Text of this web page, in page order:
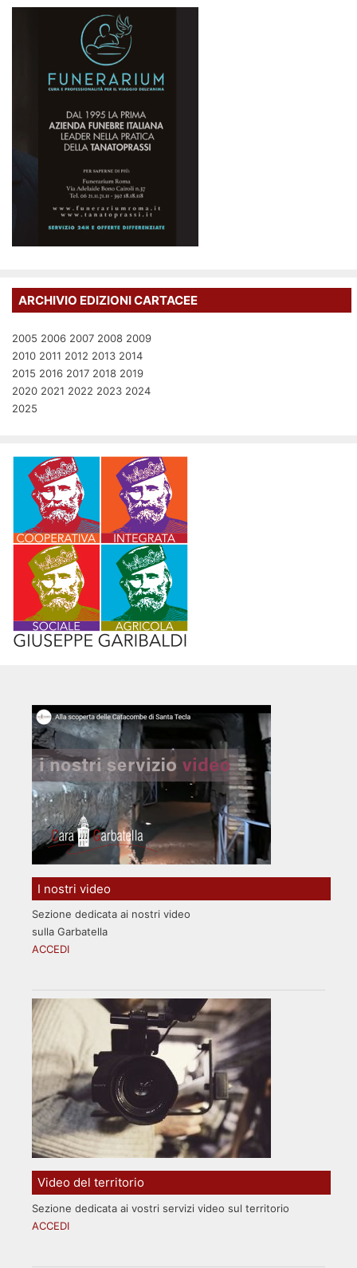
ARCHIVIO EDIZIONI CARTACEE
2005 2006 2007 2008 2009
2010 2011 2012 2013 2014
2015 2016 2017 2018 2019
2020 2021 2022 2023 2024
2025
I nostri video
Sezione dedicata ai nostri video
sulla Garbatella
ACCEDI
Video del territorio
Sezione dedicata ai vostri servizi video sul territorio
ACCEDI